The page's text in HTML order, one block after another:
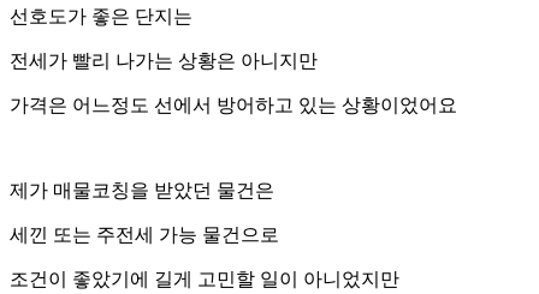
선호도가 좋은 단지는
전세가 빨리 나가는 상황은 아니지만
가격은 어느정도 선에서 방어하고 있는 상황이었어요
제가 매물코칭을 받았던 물건은
세낀 또는 주전세 가능 물건으로
조건이 좋았기에 길게 고민할 일이 아니었지만